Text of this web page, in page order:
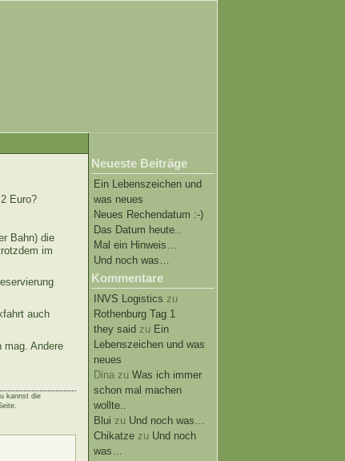
Neueste Beiträge
Ein Lebenszeichen und
was neues
Neues Rechendatum :-)
Das Datum heute..
Mal ein Hinweis…
Und noch was…
Kommentare
INVS Logistics zu
Rothenburg Tag 1
they said zu Ein
Lebenszeichen und was
neues
Dina zu Was ich immer
schon mal machen
wollte..
Blui zu Und noch was…
Chikatze zu Und noch
was…
Euro?
Bahn) die
im
auch
mag. Andere
kannst die